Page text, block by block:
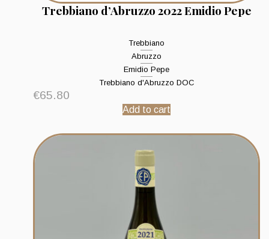
Trebbiano d’Abruzzo 2022 Emidio Pepe
Trebbiano
Abruzzo
Emidio Pepe
Trebbiano d'Abruzzo DOC
€65.80
Add to cart